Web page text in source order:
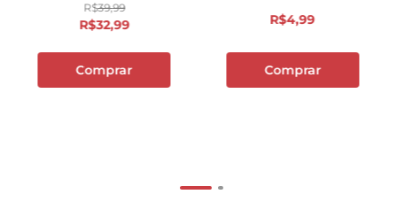
R$39,99
R$32,99
Comprar
R$4,99
Comprar